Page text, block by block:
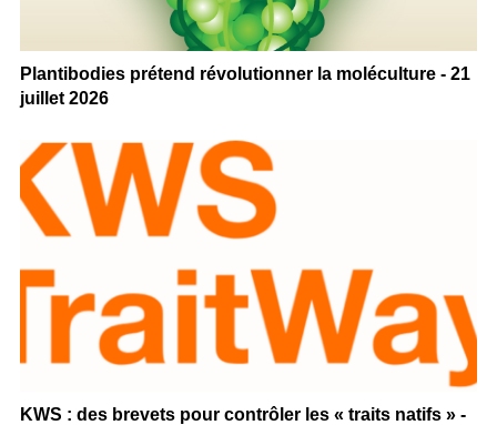
Plantibodies prétend révolutionner la moléculture - 21
juillet 2026
KWS : des brevets pour contrôler les « traits natifs » -